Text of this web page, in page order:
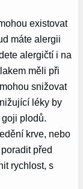
existovat
máte alergii
alergičtí i na
měli při
snižovat
léky by
plodů.
krve, nebo
před
rychlost, s